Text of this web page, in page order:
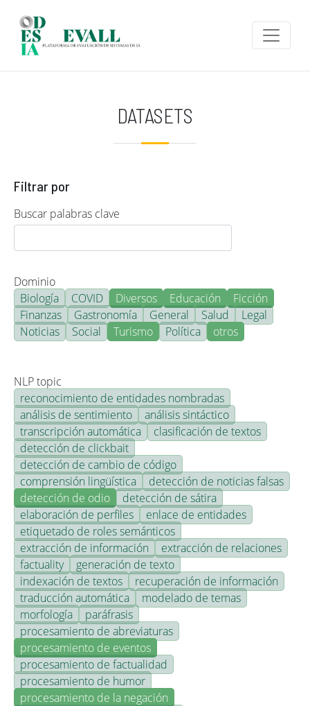
DATASETS
Filtrar por
Buscar palabras clave
Dominio
Biología
COVID Diversos Educación
Ficción
Finanzas
Gastronomía General Salud
Legal
Noticias
Social Turismo Política otros
NLP topic
reconocimiento de entidades nombradas
análisis de sentimiento
análisis sintáctico
transcripción automática
clasificación de textos
detección de clickbait
detección de cambio de código
comprensión lingüística
detección de noticias falsas
detección de odio
detección de sátira
elaboración de perfiles
enlace de entidades
etiquetado de roles semánticos
extracción de información
extracción de relaciones
factuality
generación de texto
indexación de textos
recuperación de información
traducción automática
modelado de temas
morfología
paráfrasis
procesamiento de abreviaturas
procesamiento de eventos
procesamiento de factualidad
procesamiento de humor
procesamiento de la negación